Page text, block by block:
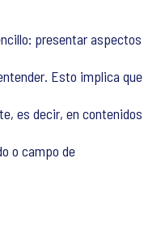
presentar aspectos
Esto implica que
es decir, en contenidos
o campo de